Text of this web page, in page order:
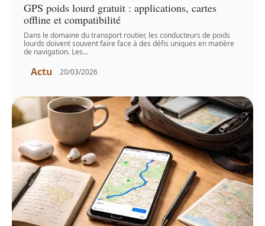
GPS poids lourd gratuit : applications, cartes
offline et compatibilité
Dans le domaine du transport routier, les conducteurs de poids
lourds doivent souvent faire face à des défis uniques en matière
de navigation. Les…
Actu 20/03/2026